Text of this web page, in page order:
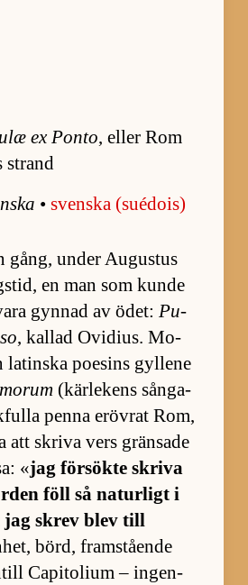
ex Ponto, eller Rom
strand
• svenska (sué­do­is)
gång, un­der Au­gus­tus
en man som kunde
gyn­nad av ödet: Pu­
, kal­lad Ovi­di­us. Mo­
la­tinska po­e­sins gyl­lene
(kär­le­kens sång­a­
penna er­öv­rat Rom,
att skriva vers grän­sade
«jag för­sökte skriva
föll så na­tur­ligt i
skrev blev till
börd, fram­stå­ende
Ca­pi­to­lium – ing­en­